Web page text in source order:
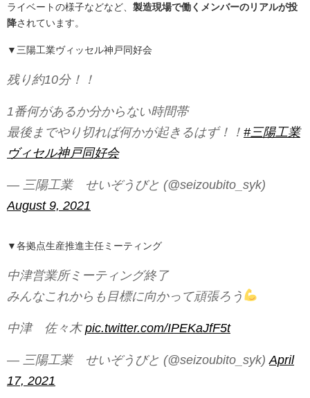
ライベートの様子などなど、 製造現場で働くメンバーのリアルが投
降されています。
▼三陽工業ヴィッセル神戸同好会
残り約10分！！
1番何があるか分からない時間帯
最後までやり切れば何かが起きるはず！！ #三陽工業
ヴィセル神戸同好会
— 三陽工業 せいぞうびと (@seizoubito_syk)
August 9, 2021
▼各拠点生産推進主任ミーティング
中津営業所ミーティング終了
みんなこれからも目標に向かって頑張ろう
中津 佐々木 pic.twitter.com/IPEKaJfF5t
— 三陽工業 せいぞうびと (@seizoubito_syk) April
17, 2021